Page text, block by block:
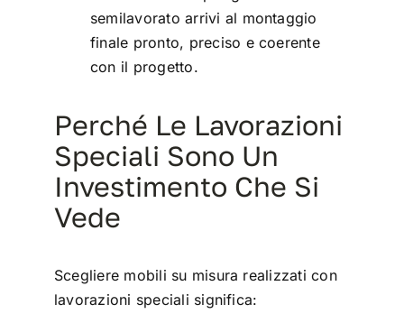
semilavorato arrivi al montaggio
finale pronto, preciso e coerente
con il progetto.
Perché Le Lavorazioni
Speciali Sono Un
Investimento Che Si
Vede
Scegliere mobili su misura realizzati con
lavorazioni speciali significa: